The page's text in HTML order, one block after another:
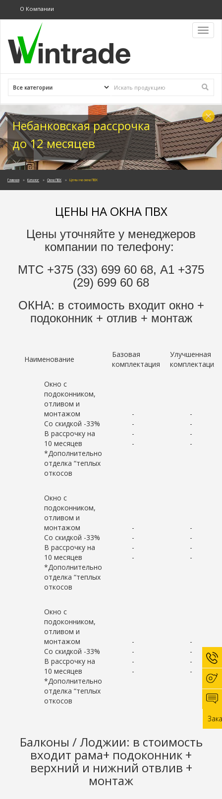
О Компании
Небанковская рассрочка
до 12 месяцев
Главная Каталог Окна ПВХ Цены на окна ПВХ
ЦЕНЫ НА ОКНА ПВХ
Цены уточняйте у менеджеров
компании по телефону:
МТС +375 (33) 699 60 68, А1 +375
(29) 699 60 68
ОКНА: в стоимость входит окно +
подоконник + отлив + монтаж
Наименование
Базовая
комплектация
Улучшенная
комплектация
Окно с
подоконником,
отливом и
монтажом
Со скидкой -33%
В рассрочку на
10 месяцев
*Дополнительно
отделка “теплых
откосов
-
-
-
-
-
-
-
-
Окно с
подоконником,
отливом и
монтажом
Со скидкой -33%
В рассрочку на
10 месяцев
*Дополнительно
отделка “теплых
откосов
-
-
-
-
-
-
-
-
Окно с
подоконником,
отливом и
монтажом
Со скидкой -33%
В рассрочку на
10 месяцев
*Дополнительно
отделка “теплых
откосов
-
-
-
-
-
-
-
-
Балконы / Лоджии: в стоимость
входит рама+ подоконник +
верхний и нижний отвлив +
монтаж